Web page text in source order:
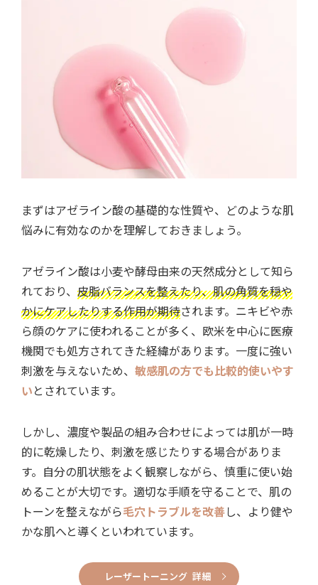
まずはアゼライン酸の基礎的な性質や、どのような肌
悩みに有効なのかを理解しておきましょう。
アゼライン酸は小麦や酵母由来の天然成分として知ら
れており、 皮脂バランスを整えたり、肌の角質を穏や
かにケアしたりする作用が期待されます。ニキビや赤
ら顔のケアに使われることが多く、欧米を中心に医療
機関でも処方されてきた経緯があります。一度に強い
刺激を与えないため、 敏感肌の方でも比較的使いやす
いとされています。
しかし、濃度や製品の組み合わせによっては肌が一時
的に乾燥したり、刺激を感じたりする場合がありま
す。自分の肌状態をよく観察しながら、慎重に使い始
めることが大切です。適切な手順を守ることで、肌の
トーンを整えながら毛穴トラブルを改善し、より健や
かな肌へと導くといわれています。
レーザートーニング 詳細